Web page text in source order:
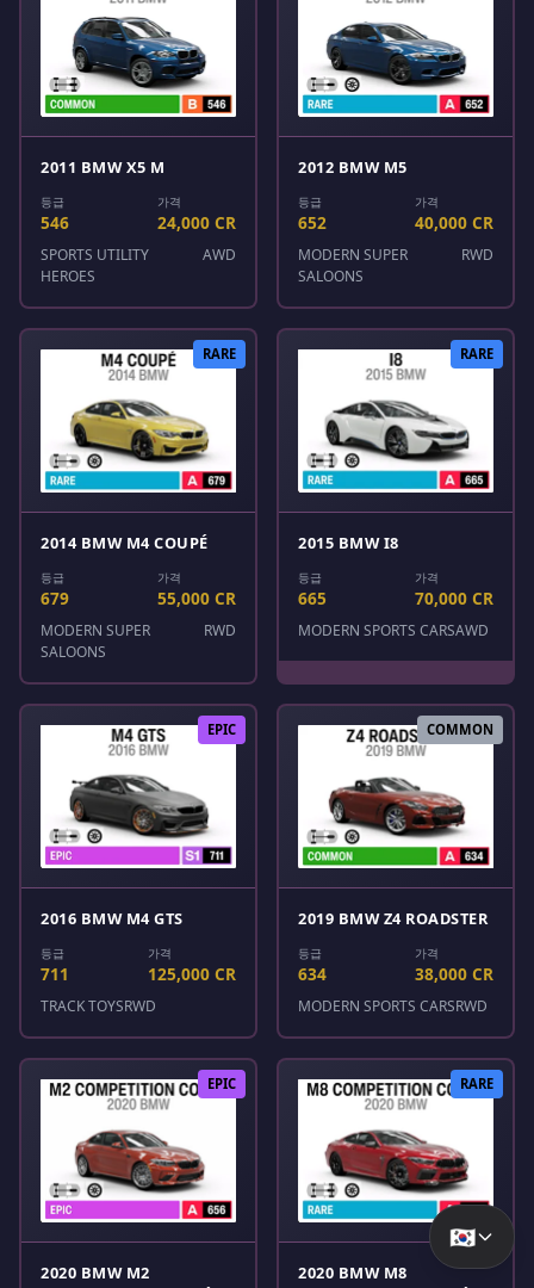
2011 BMW X5 M
등급
546
가격
24,000 CR
SPORTS UTILITY
HEROES
AWD
2012 BMW M5
등급
652
가격
40,000 CR
MODERN SUPER
SALOONS
RWD
RARE
2014 BMW M4 COUPÉ
등급
679
가격
55,000 CR
MODERN SUPER
SALOONS
RWD
RARE
2015 BMW I8
등급
665
가격
70,000 CR
MODERN SPORTS CARSAWD
EPIC
2016 BMW M4 GTS
등급
711
가격
125,000 CR
TRACK TOYSRWD
COMMON
2019 BMW Z4 ROADSTER
등급
634
가격
38,000 CR
MODERN SPORTS CARSRWD
EPIC
2020 BMW M2
RARE
2020 BMW M8
🇰🇷